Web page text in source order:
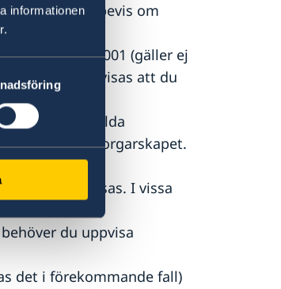
informationeneller bevis om
före 1:e juli 2001 (gäller ej
uppvisas att du
år finns särskilda
medborgarskapet.
detta uppvisas. I vissa
du uppvisa
det i förekommande fall)